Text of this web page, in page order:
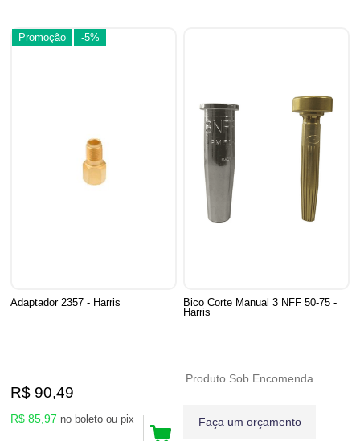
Promoção -5%
Adaptador 2357 - Harris
R$ 90,49
R$ 85,97 no boleto ou pix
Bico Corte Manual 3 NFF 50-75 -
Harris
Produto Sob Encomenda
Faça um orçamento